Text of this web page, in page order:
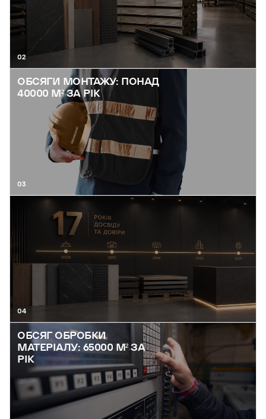
02
ОБСЯГИ МОНТАЖУ: ПОНАД
40000 М² ЗА РІК
03
04
ОБСЯГ ОБРОБКИ
МАТЕРІАЛУ: 65000 М² ЗА
РІК